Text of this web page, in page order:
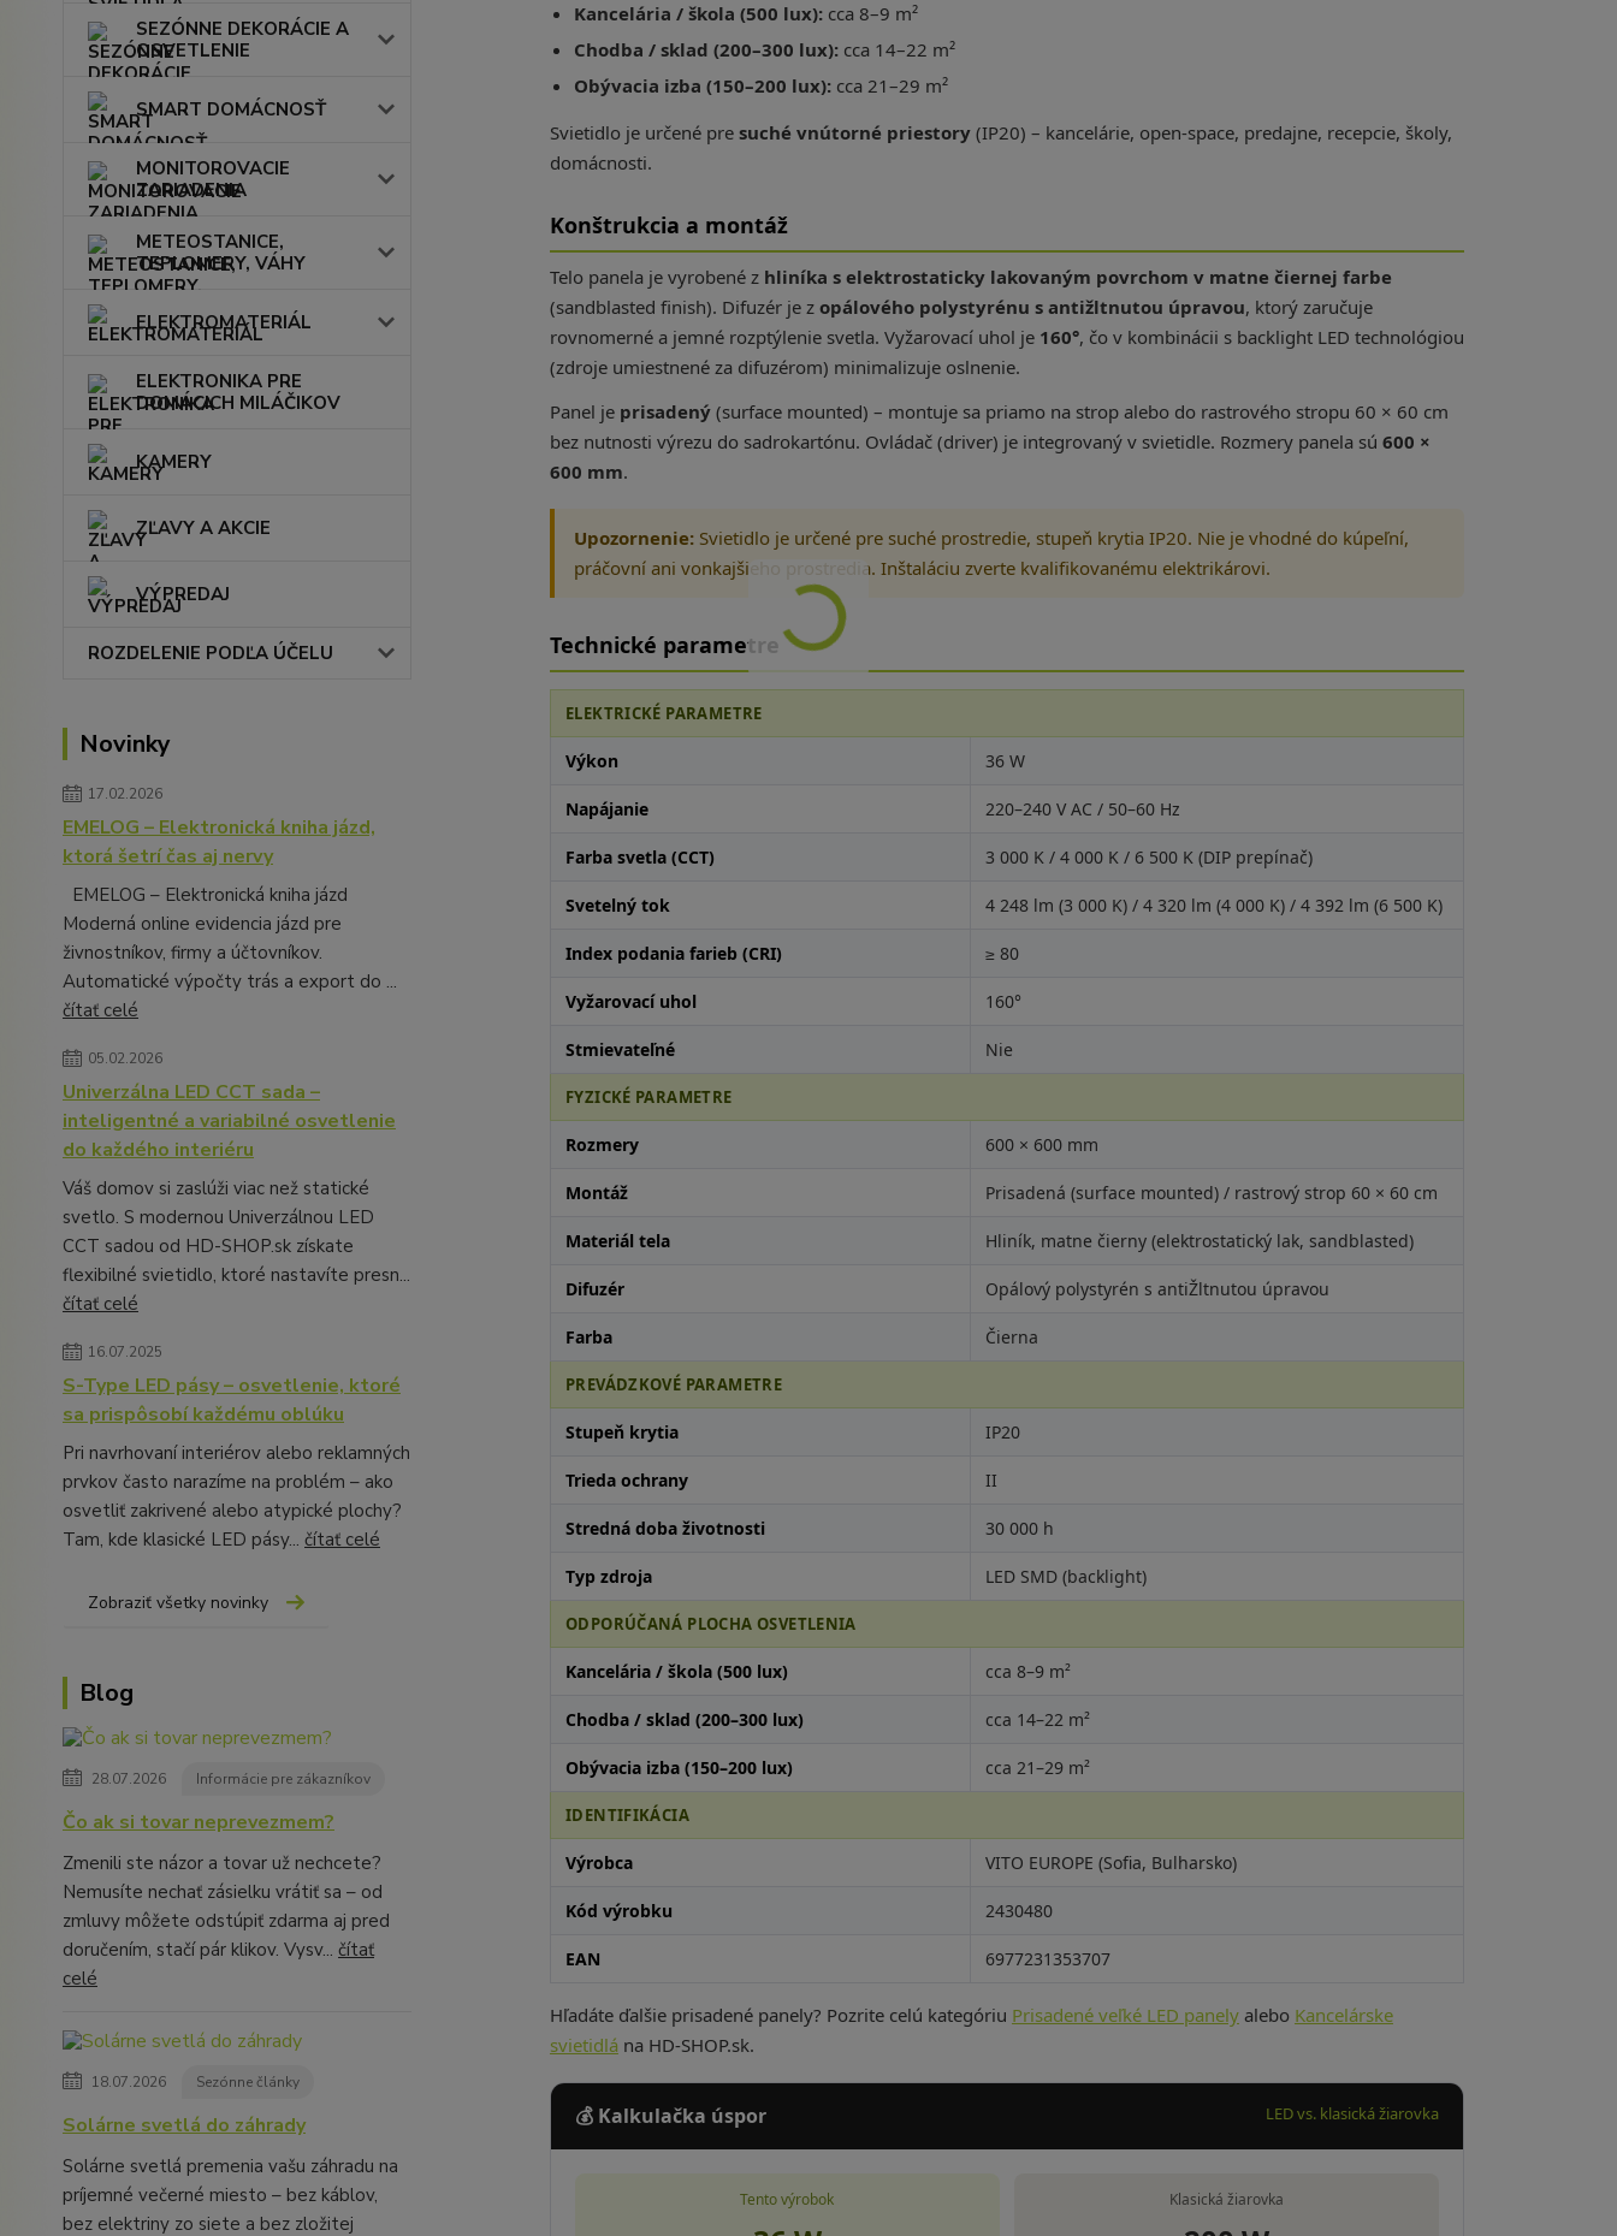
SEZÓNNE DEKORÁCIE A
OSVETLENIE
SMART DOMÁCNOSŤ
MONITOROVACIE
ZARIADENIA
METEOSTANICE,
TEPLOMERY, VÁHY
ELEKTROMATERIÁL
ELEKTRONIKA PRE
DOMÁCICH MILÁČIKOV
KAMERY
ZĽAVY A AKCIE
VÝPREDAJ
ROZDELENIE PODĽA ÚČELU
Novinky
17.02.2026
EMELOG – Elektronická kniha jázd,
ktorá šetrí čas aj nervy
EMELOG – Elektronická kniha jázd
Moderná online evidencia jázd pre
živnostníkov, firmy a účtovníkov.
Automatické výpočty trás a export do ...
čítať celé
05.02.2026
Univerzálna LED CCT sada –
inteligentné a variabilné osvetlenie
do každého interiéru
Váš domov si zaslúži viac než statické
svetlo. S modernou Univerzálnou LED
CCT sadou od HD-SHOP.sk získate
flexibilné svietidlo, ktoré nastavíte presn...
čítať celé
16.07.2025
S-Type LED pásy – osvetlenie, ktoré
sa prispôsobí každému oblúku
Pri navrhovaní interiérov alebo reklamných
prvkov často narazíme na problém – ako
osvetliť zakrivené alebo atypické plochy?
Tam, kde klasické LED pásy... čítať celé
Zobraziť všetky novinky
Blog
28.07.2026 Informácie pre zákazníkov
Čo ak si tovar neprevezmem?
Zmenili ste názor a tovar už nechcete?
Nemusíte nechať zásielku vrátiť sa – od
zmluvy môžete odstúpiť zdarma aj pred
doručením, stačí pár klikov. Vysv... čítať
celé
18.07.2026 Sezónne články
Solárne svetlá do záhrady
Solárne svetlá premenia vašu záhradu na
príjemné večerné miesto – bez káblov,
bez elektriny zo siete a bez zložitej
Kancelária / škola (500 lux):cca 8–9 m²
Chodba / sklad (200–300 lux):cca 14–22 m²
Obývacia izba (150–200 lux):cca 21–29 m²
Svietidlo je určené pre suché vnútorné priestory(IP20) – kancelárie, open-space, predajne, recepcie, školy,
domácnosti.
Konštrukcia a montáž
Telo panela je vyrobené z hliníka s elektrostaticky lakovaným povrchom v matne čiernej farbe
(sandblasted finish). Difuzér je z opálového polystyrénu s antižltnutou úpravou, ktorý zaručuje
rovnomerné a jemné rozptýlenie svetla. Vyžarovací uhol je 160°, čo v kombinácii s backlight LED technológiou
(zdroje umiestnené za difuzérom) minimalizuje oslnenie.
Panel je prisadený(surface mounted) – montuje sa priamo na strop alebo do rastrového stropu 60 × 60 cm
bez nutnosti výrezu do sadrokartónu. Ovládač (driver) je integrovaný v svietidle. Rozmery panela sú 600 ×
600 mm.
Upozornenie:Svietidlo je určené pre suché prostredie, stupeň krytia IP20. Nie je vhodné do kúpeľní,
práčovní ani vonkajšieho prostredia. Inštaláciu zverte kvalifikovanému elektrikárovi.
Technické parametre
ELEKTRICKÉ PARAMETRE
Výkon 36 W
Napájanie 220–240 V AC / 50–60 Hz
Farba svetla (CCT) 3 000 K / 4 000 K / 6 500 K (DIP prepínač)
Svetelný tok 4 248 lm (3 000 K) / 4 320 lm (4 000 K) / 4 392 lm (6 500 K)
Index podania farieb (CRI) ≥ 80
Vyžarovací uhol 160°
Stmievateľné Nie
FYZICKÉ PARAMETRE
Rozmery 600 × 600 mm
Montáž Prisadená (surface mounted) / rastrový strop 60 × 60 cm
Materiál tela Hliník, matne čierny (elektrostatický lak, sandblasted)
Difuzér Opálový polystyrén s antiŽltnutou úpravou
Farba Čierna
PREVÁDZKOVÉ PARAMETRE
Stupeň krytia IP20
Trieda ochrany II
Stredná doba životnosti 30 000 h
Typ zdroja LED SMD (backlight)
ODPORÚČANÁ PLOCHA OSVETLENIA
Kancelária / škola (500 lux) cca 8–9 m²
Chodba / sklad (200–300 lux) cca 14–22 m²
Obývacia izba (150–200 lux) cca 21–29 m²
IDENTIFIKÁCIA
Výrobca VITO EUROPE (Sofia, Bulharsko)
Kód výrobku 2430480
EAN 6977231353707
Hľadáte ďalšie prisadené panely? Pozrite celú kategóriu Prisadené veľké LED panelyalebo Kancelárske
svietidlá na HD-SHOP.sk.
💰 Kalkulačka úspor LED vs. klasická žiarovka
Tento výrobok Klasická žiarovka